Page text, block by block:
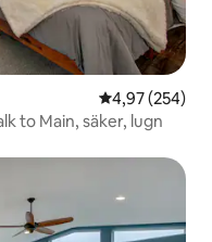
4,97 av 5 i
4,97 (254)
to Main, säker, lugn